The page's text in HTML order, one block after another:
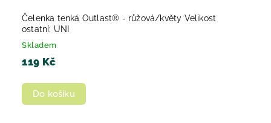
Čelenka tenká Outlast® - růžová/květy Velikost
ostatní: UNI
Skladem
119 Kč
Do košíku